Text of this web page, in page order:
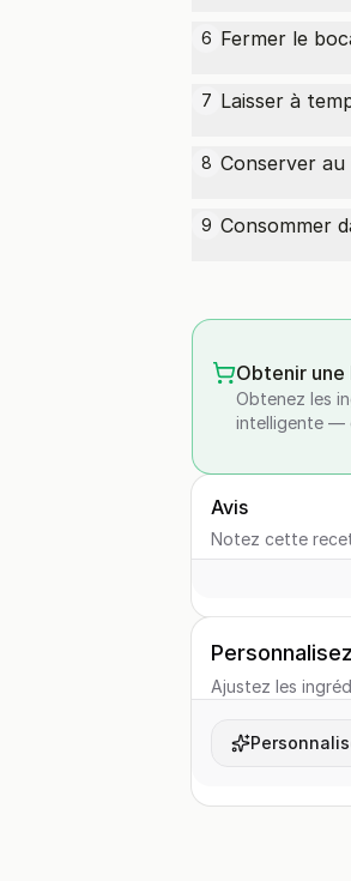
6 Fermer le
7 Laisser à
8 Conserver au
9 Consommer
Obtenir
Obtenez les
intelligente —
Avis
Notez cette
Ajustez les